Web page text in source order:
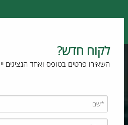
לקוח חדש?
השאירו פרטים בטופס ואחד הנציגים